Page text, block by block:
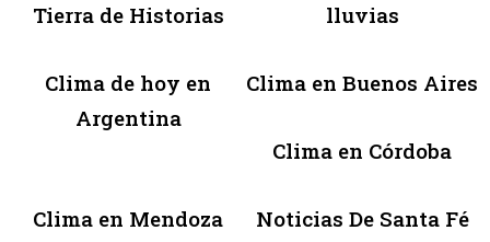
Tierra de Historias lluvias
Clima de hoy en
Argentina
Clima en Buenos Aires
Clima en Córdoba
Clima en Mendoza Noticias De Santa Fé